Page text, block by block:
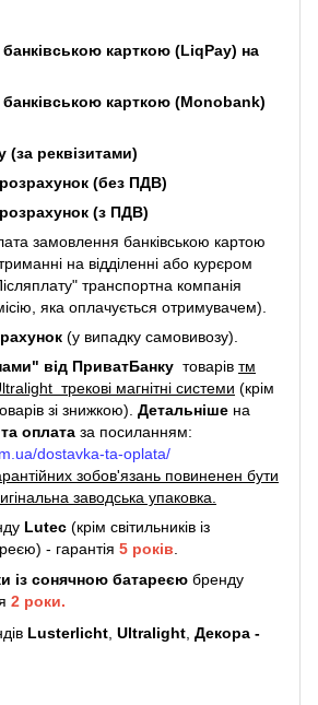
карткою (LiqPay) на
карткою (Monobank)
(за реквізитами)
(без ПДВ)
(з ПДВ)
замовлення банківською картою
на відділенні або курєром
транспортна компанія
яка оплачується отримувачем).
(у випадку самовивозу).
від ПриватБанку товарів тм
трекові магнітні системи (крім
зі знижкою). Детальніше на
оплата за посиланням:
dostavka-ta-oplata/
зобов'язань повиненен бути
заводська упаковка.
Lutec (крім світильників із
- гарантія 5 років
із сонячною батареєю бренду
2 роки.
Lusterlicht Ultralight Декора -